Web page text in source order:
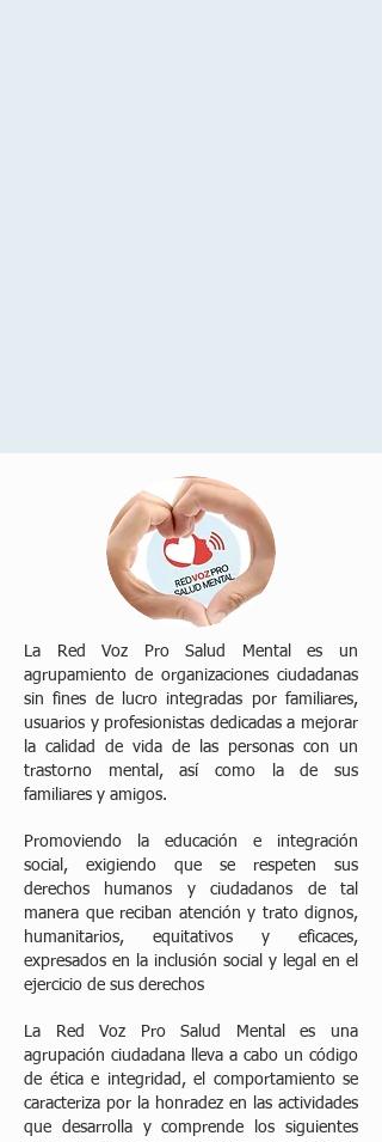
La Red Voz Pro Salud Mental es un
agrupamiento de organizaciones ciudadanas
sin fines de lucro integradas por familiares,
usuarios y profesionistas dedicadas a mejorar
la calidad de vida de las personas con un
trastorno mental, así como la de sus
familiares y amigos.
Promoviendo la educación e integración
social, exigiendo que se respeten sus
derechos humanos y ciudadanos de tal
manera que reciban atención y trato dignos,
humanitarios, equitativos y eficaces,
expresados en la inclusión social y legal en el
ejercicio de sus derechos
La Red Voz Pro Salud Mental es una
agrupación ciudadana lleva a cabo un código
de ética e integridad, el comportamiento se
caracteriza por la honradez en las actividades
que desarrolla y comprende los siguientes